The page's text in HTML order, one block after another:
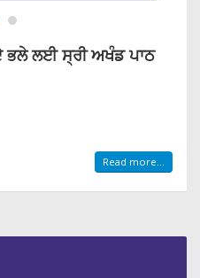
ਭਲੇ ਲਈ ਸ੍ਰੀ ਅਖੰਡ ਪਾਠ
Read more...